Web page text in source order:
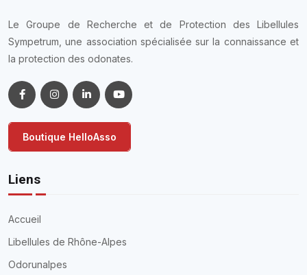
Le Groupe de Recherche et de Protection des Libellules
Sympetrum, une association spécialisée sur la connaissance et
la protection des odonates.
Boutique HelloAsso
Liens
Accueil
Libellules de Rhône-Alpes
Odorunalpes